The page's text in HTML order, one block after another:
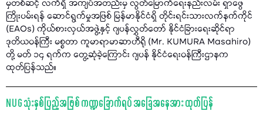
မှတစ်ဆင့် လက်ရှိ အကျပ်အတည်းမှ လွတ်မြောက်ရေးနည်းလမ်း ရှာဖွေ
ကြိုးပမ်းရန် ဆောင်ရွက်မှုအဖြစ် မြန်မာနိုင်ငံရှိ တိုင်းရင်းသားလက်နက်ကိုင်
(EAOs) ကိုယ်စားလှယ်အဖွဲ့နှင့် ဂျပန်လွှတ်တော် နိုင်ငံခြားရေးဆိုင်ရာ
ဒုတိယဝန်ကြီး မစ္စတာ ကူမာရာမာဆာဟီရို (Mr. KUMURA Masahiro)
တို့ မတ် ၁၄ ရက်က တွေ့ဆုံခဲ့ကြောင်း ဂျပန် နိုင်ငံရေးဝန်ကြီးဌာနက
ထုတ်ပြန်သည်။
NUG သုံးနှစ်ပြည့်အဖြစ် ကဏ္ဍခြောက်ရပ် အခြေအနေအား ထုတ်ပြန်